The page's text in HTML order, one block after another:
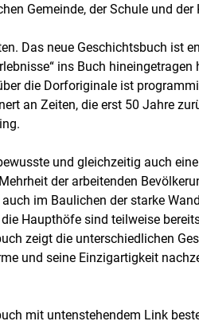
Gemeinde, der Schule und der
Das neue Geschichtsbuch ist
ins Buch
die Dorforiginale ist
an Zeiten, die erst 50 Jahre
und gleichzeitig auch
der arbeitenden
im Baulichen der starke
Haupthöfe sind teilweise
zeigt die unterschiedlichen
und seine Einzigartigkeit
mit untenstehendem Link